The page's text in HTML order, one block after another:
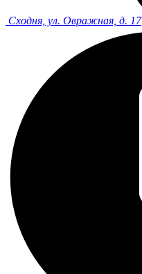
Сходня, ул. Овражная, д. 17